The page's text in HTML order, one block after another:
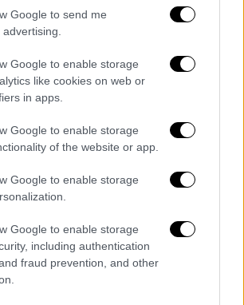
Google to send me
Google to enable storage
like cookies on web or
in apps.
Google to enable storage
of the website or app.
Google to enable storage
Google to enable storage
including authentication
fraud prevention, and other
άμεσα με δική σας ευθύνη. Το
και τα προσβλητικά σχόλια θα
«μαύρη» καταγραφή των πυρκαγιών: 118